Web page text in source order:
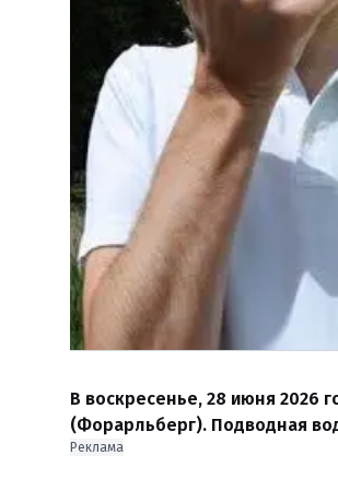
В воскресенье, 28 июня 2026
(Форарльберг). Подводная
Реклама